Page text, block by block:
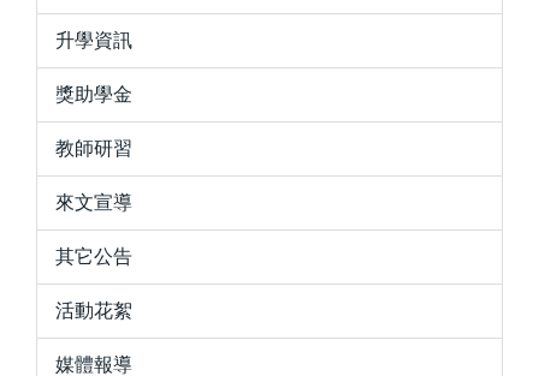
升學資訊
獎助學金
教師研習
來文宣導
其它公告
活動花絮
媒體報導